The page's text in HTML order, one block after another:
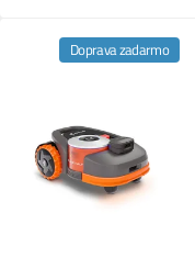
Doprava zadarmo